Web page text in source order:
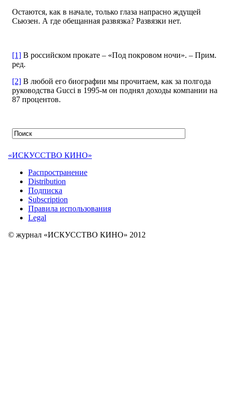
Остаются, как в начале, только глаза напрасно ждущей
Сьюзен. А где обещанная развязка? Развязки нет.
[1] В российском прокате – «Под покровом ночи». – Прим.
ред.
[2] В любой его биографии мы прочитаем, как за полгода
руководства Gucci в 1995-м он поднял доходы компании на
87 процентов.
«ИСКУССТВО КИНО»
Распространение
Distribution
Подписка
Subscription
Правила использования
Legal
© журнал «ИСКУССТВО КИНО» 2012